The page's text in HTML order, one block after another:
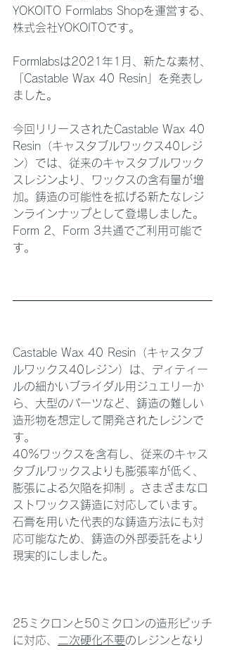
YOKOITO Formlabs Shopを運営する、
株式会社YOKOITOです。
Formlabsは2021年1月、新たな素材、
「Castable Wax 40 Resin」を発表し
ました。
今回リリースされたCastable Wax 40
Resin（キャスタブルワックス40レジ
ン）では、従来のキャスタブルワック
スレジンより、ワックスの含有量が増
加。鋳造の可能性を拡げる新たなレジ
ンラインナップとして登場しました。
Form 2、Form 3共通でご利用可能で
す。
Castable Wax 40 Resin（キャスタブ
ルワックス40レジン）は、ディティー
ルの細かいブライダル用ジュエリーか
ら、大型のパーツなど、鋳造の難しい
造形物を想定して開発されたレジンで
す。
40%ワックスを含有し、従来のキャス
タブルワックスよりも膨張率が低く、
膨張による欠陥を抑制 。さまざまなロ
ストワックス鋳造に対応しています。
石膏を用いた代表的な鋳造方法にも対
応可能なため、鋳造の外部委託をより
現実的にしました。
25ミクロンと50ミクロンの造形ピッチ
に対応、
二次硬化不要のレジンとなり